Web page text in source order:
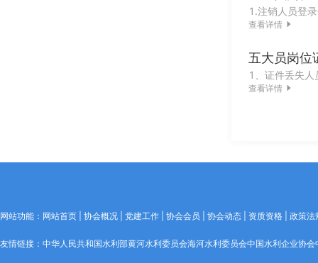
查看详情
五大员岗位
查看详情
网站功能：网站首页 | 协会概况 | 党建工作 | 协会会员 | 协会动态 | 资质资格 | 政策
友情链接：中华人民共和国水利部黄河水利委员会海河水利委员会中国水利企业协会